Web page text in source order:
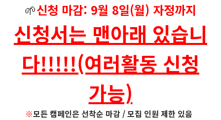
🌱신청 마감: 9월 8일(월) 자정까지
신청서는 맨아래 있습니
다!!!!!(여러활동 신청
가능)
※모든 캠페인은 선착순 마감 / 모집 인원 제한 있음